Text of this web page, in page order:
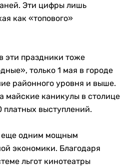
Эти цифры лишь
как «топового»
эти праздники тоже
только 1 мая в городе
районного уровня и выше.
майские каникулы в столице
платных выступлений.
еще одним мощным
экономики. Благодаря
льгот кинотеатры